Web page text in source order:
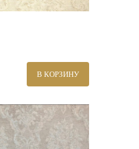
В КОРЗИНУ